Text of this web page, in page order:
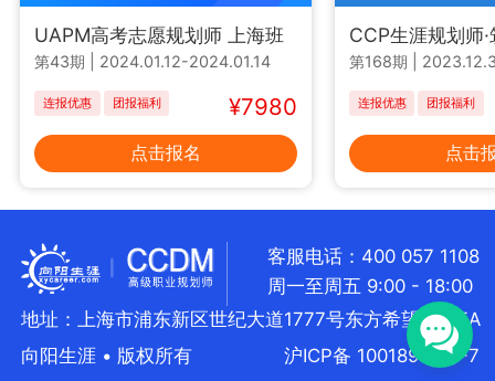
UAPM高考志愿规划师 上海班
第43期 2024.01.12-2024.01.14
连报优惠 团报福利 ¥7980
点击报名
CCP生涯规划师
第168期
连报优惠 团报福利
点击
客服电话：400 057 1108
周一至周五 9:00 - 18:00
地址：上海市浦东新区世纪大道1777号东方希望大厦5A
向阳生涯 • 版权所有
沪ICP备 10018957号-7